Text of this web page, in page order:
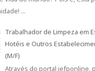
...
Trabalhador de Limpeza em
Hotéis e Outros
(M/F)
Através do portal iefponline,